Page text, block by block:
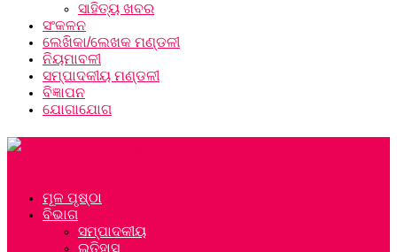
ସାହିତ୍ୟ ଖବର
ସଂକଳନ
ଲେଖିକା/ଲେଖକ ମଣ୍ଡଳୀ
ନିୟମାବଳୀ
ସମ୍ପାଦକୀୟ ମଣ୍ଡଳୀ
ବିଜ୍ଞାପନ
ଯୋଗାଯୋଗ
ମୂଳ ପୃଷ୍ଠା
ବିଭାଗ
ସମ୍ପାଦକୀୟ
ଇତିହାସ